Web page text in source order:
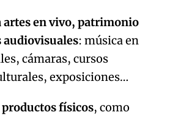
artes en vivo, patrimonio
: música en
cámaras, cursos
exposiciones…
productos físicos, como